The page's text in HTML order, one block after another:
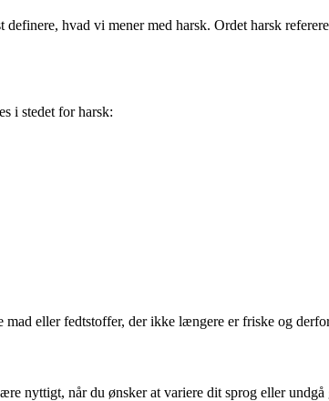
hvad vi mener med harsk. Ordet harsk
i stedet for harsk:
eller fedtstoffer, der ikke længere er friske og
nyttigt, når du ønsker at variere dit sprog eller